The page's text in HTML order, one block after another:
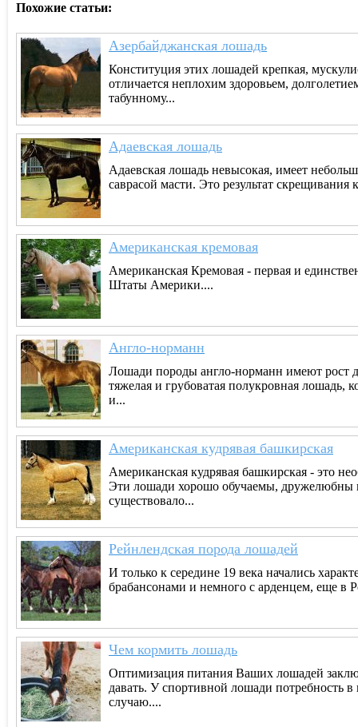
Похожие статьи:
Азербайджанская лошадь
Конституция этих лошадей крепкая,
отличается неплохим здоровьем,
табунному...
Адаевская лошадь
Адаевская лошадь невысокая, имеет
саврасой масти. Это результат
Американская кремовая
Американская Кремовая - первая и
Штаты Америки....
Англо-норманн
Лошади породы англо-норманн имеют рост
тяжелая и грубоватая полукровная
и...
Американская кудрявая башкирская
Американская кудрявая башкирская - это
Эти лошади хорошо обучаемы, дружелюбны
существовало...
Рейнлендская порода лошадей
И только к середине 19 века начались
брабансонами и немного с арденцем, еще в
Чем кормить лошадь
Оптимизация питания Ваших лошадей
давать. У спортивной лошади потребность
случаю....